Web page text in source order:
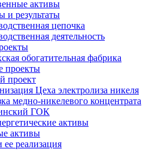
активы
и результаты
цепочка
деятельность
обогатительная фабрика
проекты
проект
Цеха электролиза никеля
медно-никелевого концентрата
ГОК
активы
активы
реализация